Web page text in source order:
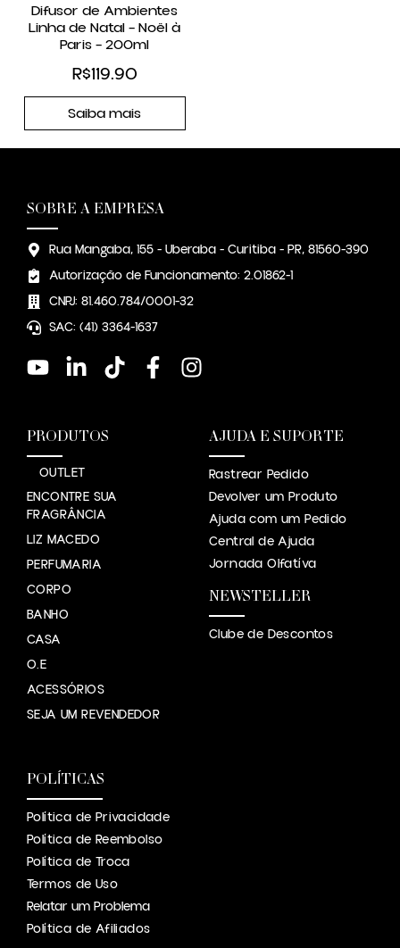
Difusor de Ambientes
Linha de Natal – Noël à
Paris – 200ml
R$119.90
Saiba mais
SOBRE A EMPRESA
Rua Mangaba, 155 - Uberaba - Curitiba - PR, 81560-390
Autorização de Funcionamento: 2.01862-1
CNPJ: 81.460.784/0001-32
SAC: (41) 3364-1637
PRODUTOS
OUTLET
ENCONTRE SUA
FRAGRÂNCIA
LIZ MACEDO
PERFUMARIA
CORPO
BANHO
CASA
O.E
ACESSÓRIOS
SEJA UM REVENDEDOR
AJUDA E SUPORTE
Rastrear Pedido
Devolver um Produto
Ajuda com um Pedido
Central de Ajuda
Jornada Olfatíva
NEWSTELLER
Clube de Descontos
POLÍTICAS
Política de Privacidade
Política de Reembolso
Política de Troca
Termos de Uso
Relatar um Problema
Política de Afiliados